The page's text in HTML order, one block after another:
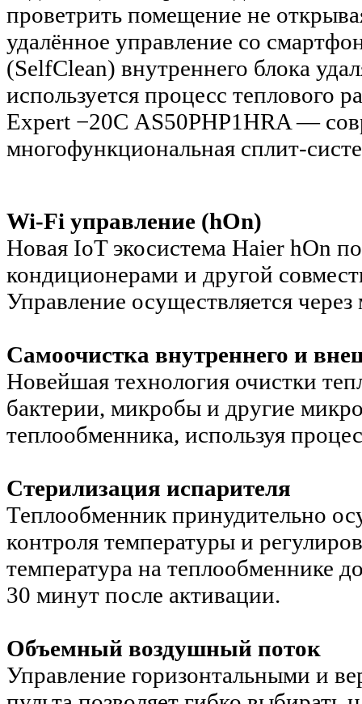
проветрить помещение не
удалённое управление со
(SelfClean) внутреннего блока
используется процесс теплового
Expert −20С AS50PHP1HRA —
многофункциональная сплит-
Wi-Fi управление (hOn)
Новая IoT экосистема Haier hOn
кондиционерами и другой
Управление осуществляется
Самоочистка внутреннего и
Новейшая технология очистки
бактерии, микробы и другие
теплообменника, используя
Стерилизация испарителя
Теплообменник принудительно
контроля температуры и
температура на теплообменнике
30 минут после активации.
Объемный воздушный поток
Управление горизонтальными и